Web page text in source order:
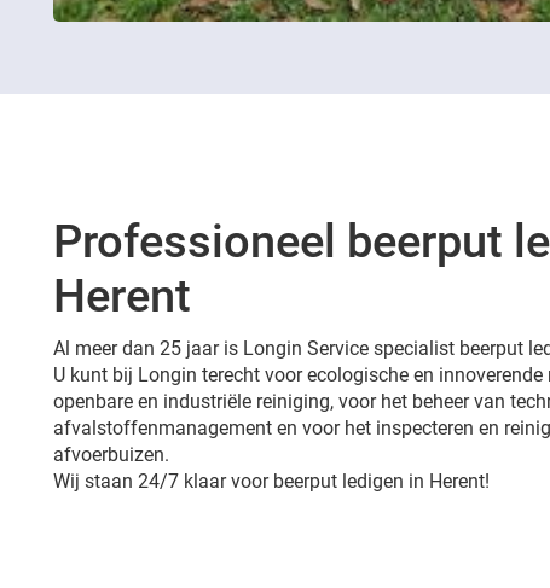
Professioneel beerput
Herent
Al meer dan 25 jaar is Longin Service specialist beerput
U kunt bij Longin terecht voor ecologische en
openbare en industriële reiniging, voor het beheer van
afvalstoffenmanagement en voor het inspecteren en
afvoerbuizen.
Wij staan 24/7 klaar voor beerput ledigen in Herent!